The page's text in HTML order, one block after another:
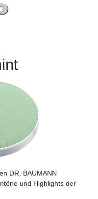
DR. BAUMANN
und Highlights der